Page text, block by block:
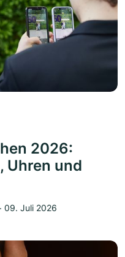
2026:
Uhren und
‧ 09. Juli 2026